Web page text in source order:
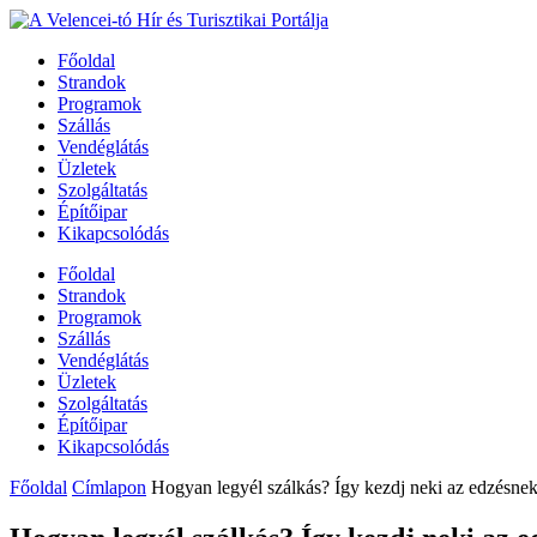
Főoldal
Strandok
Programok
Szállás
Vendéglátás
Üzletek
Szolgáltatás
Építőipar
Kikapcsolódás
Főoldal
Strandok
Programok
Szállás
Vendéglátás
Üzletek
Szolgáltatás
Építőipar
Kikapcsolódás
Főoldal Címlapon Hogyan legyél szálkás? Így kezdj neki az